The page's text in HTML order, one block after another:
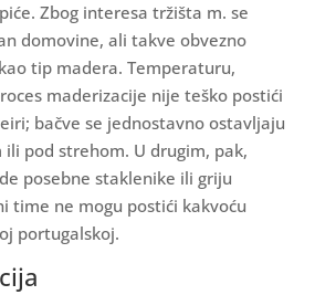
Zbog interesa tržišta m. se
domovine, ali takve obvezno
tip madera. Temperaturu,
maderizacije nije teško postići
bačve se jednostavno ostavljaju
pod strehom. U drugim, pak,
posebne staklenike ili griju
time ne mogu postići kakvoću
portugalskoj.